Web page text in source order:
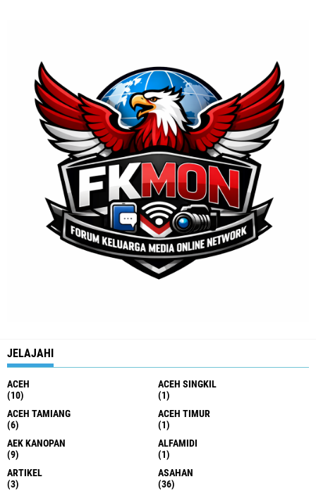
JELAJAHI
ACEH
(10)
ACEH SINGKIL
(1)
ACEH TAMIANG
(6)
ACEH TIMUR
(1)
AEK KANOPAN
(9)
ALFAMIDI
(1)
ARTIKEL
(3)
ASAHAN
(36)